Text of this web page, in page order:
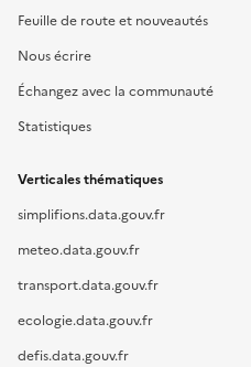
Feuille de route et nouveautés
Nous écrire
Échangez avec la communauté
Statistiques
Verticales thématiques
simplifions.data.gouv.fr
meteo.data.gouv.fr
transport.data.gouv.fr
ecologie.data.gouv.fr
defis.data.gouv.fr